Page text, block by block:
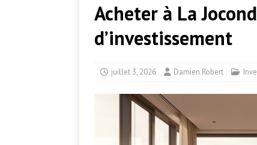
Acheter à La
d’investissement
juillet 3, 2026 Damien Robert